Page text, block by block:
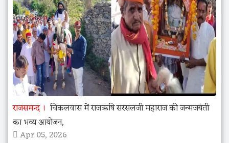
राजसमन्द
चिकलवास में राजऋषि सरसलजी महाराज की जन्मजयंती
का भव्य आयोजन,
Apr 05, 2026